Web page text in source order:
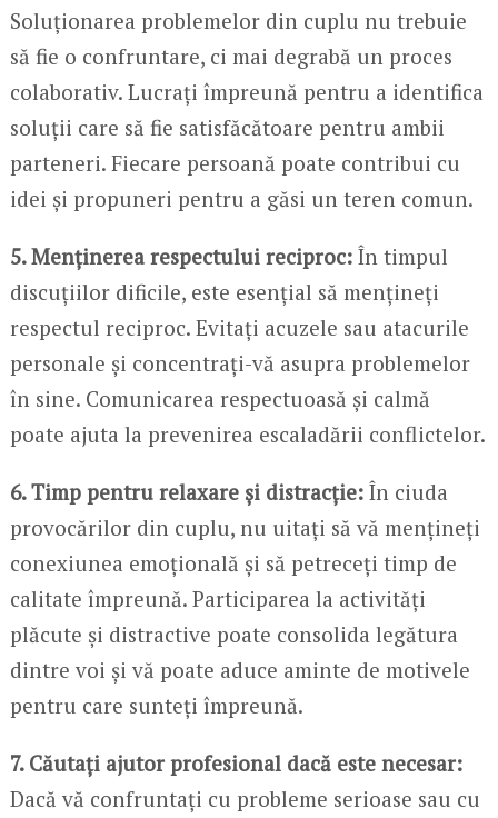
Soluționarea problemelor din cuplu nu trebuie
să fie o confruntare, ci mai degrabă un proces
colaborativ. Lucrați împreună pentru a identifica
soluții care să fie satisfăcătoare pentru ambii
parteneri. Fiecare persoană poate contribui cu
idei și propuneri pentru a găsi un teren comun.
5. Menținerea respectului reciproc: În timpul
discuțiilor dificile, este esențial să mențineți
respectul reciproc. Evitați acuzele sau atacurile
personale și concentrați-vă asupra problemelor
în sine. Comunicarea respectuoasă și calmă
poate ajuta la prevenirea escaladării conflictelor.
6. Timp pentru relaxare și distracție: În ciuda
provocărilor din cuplu, nu uitați să vă mențineți
conexiunea emoțională și să petreceți timp de
calitate împreună. Participarea la activități
plăcute și distractive poate consolida legătura
dintre voi și vă poate aduce aminte de motivele
pentru care sunteți împreună.
7. Căutați ajutor profesional dacă este necesar:
Dacă vă confruntați cu probleme serioase sau cu